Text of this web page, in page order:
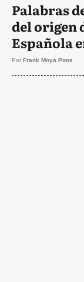
Palabras
del origen
Española
Por Frank Moya Pons